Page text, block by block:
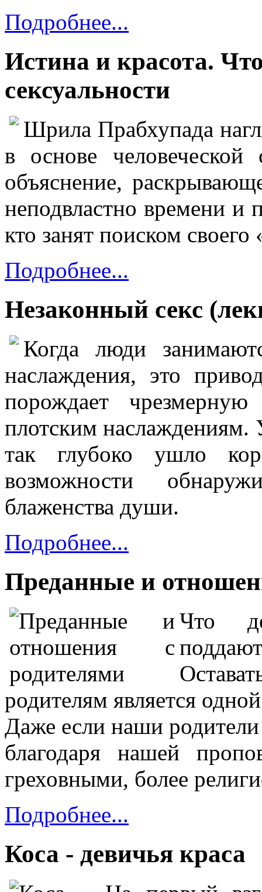
Подробнее...
Истина и красота.
сексуальности
Шрила Прабхупада
в основе человеческой
объяснение,
неподвластно времени и
кто занят поиском
Подробнее...
Незаконный секс
Когда люди
наслаждения, это
порож­дает
плотским наслаждениям.
так глубоко ушло
возможности
блаженства души.
Подробнее...
Преданные и
Что
родителям является
Даже если наши
благодаря нашей
греховными, более
Подробнее...
Коса - девичья краса